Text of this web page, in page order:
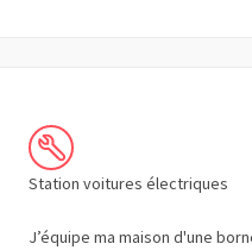
Station voitures électriques
J’équipe ma maison d'une